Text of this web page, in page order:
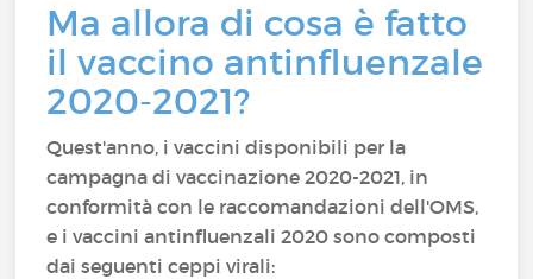
Ma allora di cosa è fatto
il vaccino antinfluenzale
2020-2021?
Quest'anno, i vaccini disponibili per la
campagna di vaccinazione 2020-2021, in
conformità con le raccomandazioni dell'OMS,
e i vaccini antinfluenzali 2020 sono composti
dai seguenti ceppi virali: